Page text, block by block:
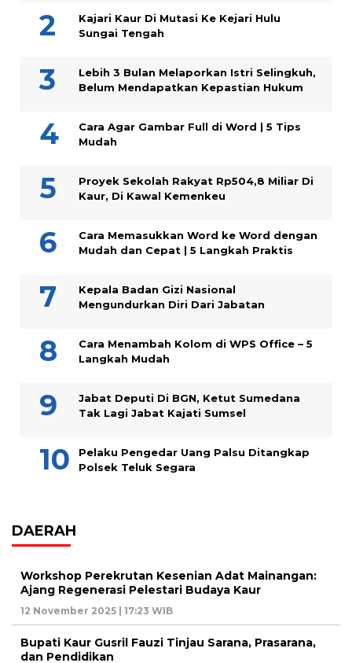
Kajari Kaur Di Mutasi Ke Kejari Hulu
Sungai Tengah
Lebih 3 Bulan Melaporkan Istri Selingkuh,
Belum Mendapatkan Kepastian Hukum
Cara Agar Gambar Full di Word | 5 Tips
Mudah
Proyek Sekolah Rakyat Rp504,8 Miliar Di
Kaur, Di Kawal Kemenkeu
Cara Memasukkan Word ke Word dengan
Mudah dan Cepat | 5 Langkah Praktis
Kepala Badan Gizi Nasional
Mengundurkan Diri Dari Jabatan
Cara Menambah Kolom di WPS Office – 5
Langkah Mudah
Jabat Deputi Di BGN, Ketut Sumedana
Tak Lagi Jabat Kajati Sumsel
Pelaku Pengedar Uang Palsu Ditangkap
Polsek Teluk Segara
DAERAH
Workshop Perekrutan Kesenian Adat Mainangan:
Ajang Regenerasi Pelestari Budaya Kaur
12 November 2025 | 17:23 WIB
Bupati Kaur Gusril Fauzi Tinjau Sarana, Prasarana,
dan Pendidikan